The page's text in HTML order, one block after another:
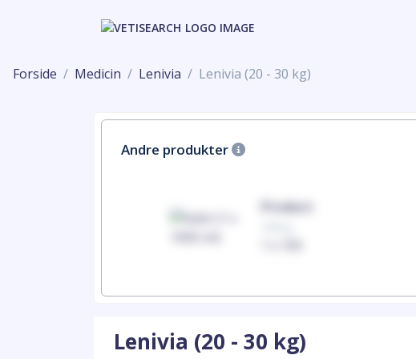
Forside Medicin Lenivia Lenivia (20 - 30 kg)
Andre produkter
Product
Lenivia (20 - 30 kg)